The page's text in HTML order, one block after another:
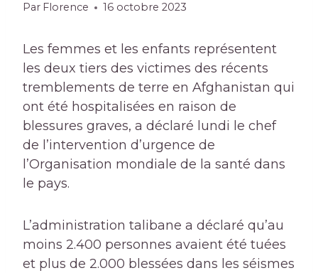
Par Florence 16 octobre 2023
Les femmes et les enfants représentent
les deux tiers des victimes des récents
tremblements de terre en Afghanistan qui
ont été hospitalisées en raison de
blessures graves, a déclaré lundi le chef
de l’intervention d’urgence de
l’Organisation mondiale de la santé dans
le pays.
L’administration talibane a déclaré qu’au
moins 2.400 personnes avaient été tuées
et plus de 2.000 blessées dans les séismes